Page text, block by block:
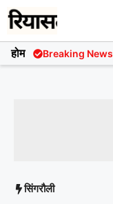
Skip
to
content
होम Breaking News
सिंगरौली